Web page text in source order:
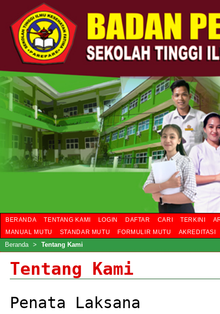
BERANDA TENTANG KAMI LOGIN DAFTAR CARI TERKINI
MANUAL MUTU
STANDAR MUTU FORMULIR MUTU AKREDITASI
Beranda > Tentang Kami
Tentang Kami
Penata Laksana